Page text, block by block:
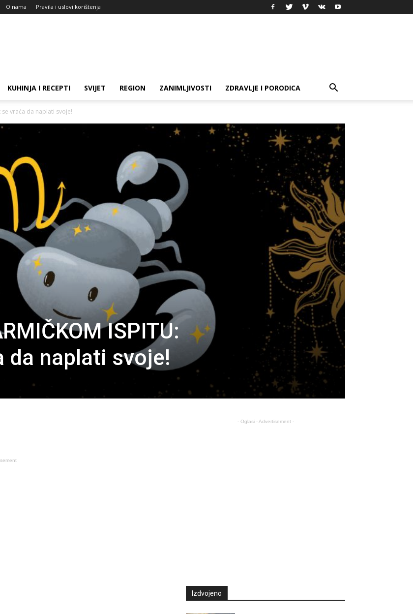
O nama Pravila i uslovi korištenja
KUHINJA I RECEPTI SVIJET REGION ZANIMLJIVOSTI ZDRAVLJE I PORODICA
se vraća da naplati svoje!
ISPITU:
da naplati svoje!
- Oglasi - Advertisement -
Izdvojeno